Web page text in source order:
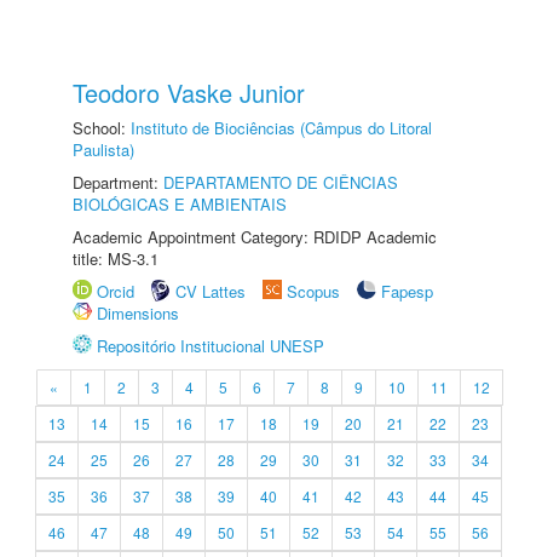
Teodoro Vaske Junior
School: Instituto de Biociências (Câmpus do Litoral
Paulista)
Department: DEPARTAMENTO DE CIÊNCIAS
BIOLÓGICAS E AMBIENTAIS
Academic Appointment Category: RDIDP Academic
title: MS-3.1
Orcid
CV Lattes Scopus
Fapesp
Dimensions
Repositório Institucional UNESP
« 1 2 3 4 5 6 7 8 9 10 11
12
13
14 15 16 17 18 19 20 21 22
23
24
25 26 27 28 29 30 31 32 33
34
35
36 37 38 39 40 41 42 43 44
45
46
47 48 49 50 51 52 53 54 55
56